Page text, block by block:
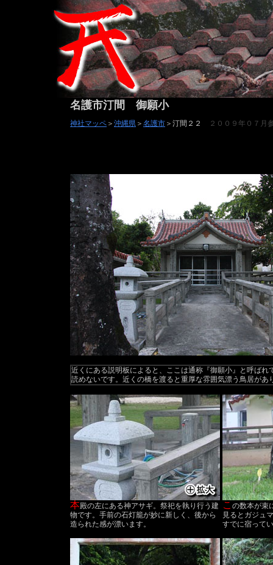
名護市汀間 御願小
神社マッペ ＞ 沖縄県 ＞ 名護市 ＞汀間２２ ２００９年０７月
近くにある説明板によると、ここは通称『御願小』と呼ば
読めないです。近くの橋を渡ると重厚な雰囲気漂う鳥居があ
本殿の左にある神アサギ。祭祀を執り行う建
物です。手前の石灯籠が妙に新しく、後から
造られた感が漂います。
こ の数本が束
見るとガジュ
すでに宿って